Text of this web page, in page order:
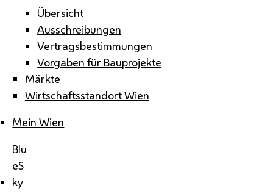
Übersicht
Ausschreibungen
Vertragsbestimmungen
Vorgaben für Bauprojekte
Märkte
Wirtschaftsstandort Wien
Mein Wien
Blu
eS
ky